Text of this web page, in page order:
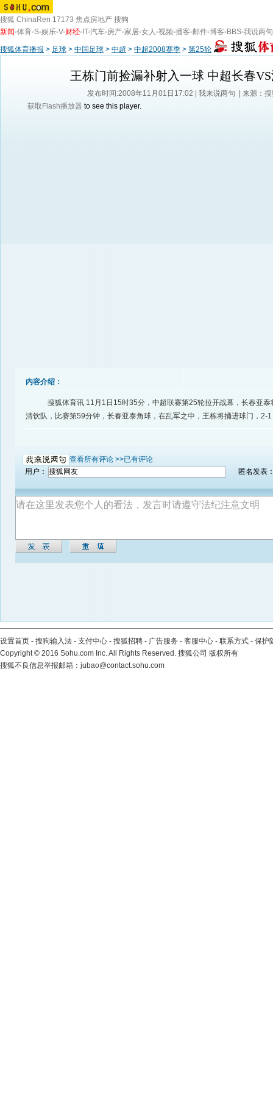
搜狐 ChinaRen 17173 焦点房地产 搜狗
新闻-体育-S-娱乐-V-财经- IT-汽车-房产-家居-女人-视频-播客-邮件-博客-BBS-我说两句
搜狐体育播报 > 足球 > 中国足球 > 中超 > 中超2008赛季 > 第25轮
王栋门前捡漏补射入一球 中超长春
发布时间:2008年11月01日17:02 | 我来说两句
| 来源：
获取Flash播放器 to see this player.
内容介绍：
搜狐体育讯 11月1日15时35分，中超联赛第25轮拉开战幕，长春亚泰
清饮队，比赛第59分钟，长春亚泰角球，在乱军之中，王栋将捅进球门，2-
查看所有评论 >>已有评论
用户：
匿名发表
设置首页 - 搜狗输入法 - 支付中心 - 搜狐招聘 - 广告服务 - 客服中心 - 联系方式 - 保护
Copyright© 2016 Sohu.com Inc. All Rights Reserved. 搜狐公司 版权所有
搜狐不良信息举报邮箱： jubao@contact.sohu.com